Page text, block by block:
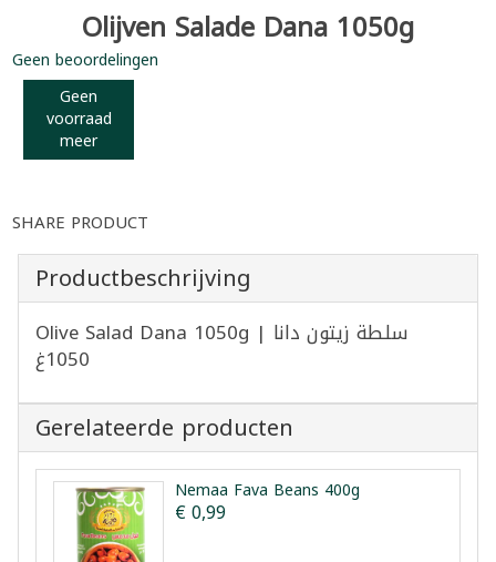
Olijven Salade Dana 1050g
Geen beoordelingen
Geen
voorraad
meer
SHARE PRODUCT
Productbeschrijving
Olive Salad Dana 1050g | سلطة زيتون دانا
1050غ
Gerelateerde producten
Nemaa Fava Beans 400g
€ 0,99